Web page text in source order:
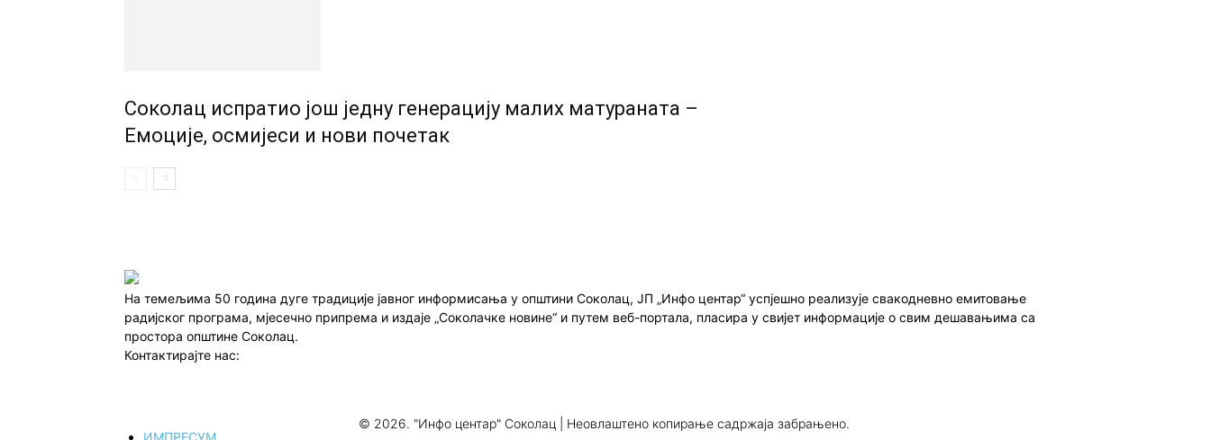
Соколац испратио још једну генерацију малих матураната –
Емоције, осмијеси и нови почетак
На темељима 50 година дуге традиције јавног информисања у општини Соколац, ЈП „Инфо центар“ успјешно реализује свакодневно емитовање
радијског програма, мјесечно припрема и издаје „Соколачке новине“ и путем веб-портала, пласира у свијет информације о свим дешавањима са
простора општине Соколац.
Контактирајте нас:
ИМПРЕСУМ
© 2026. "Инфо центар" Соколац | Неовлаштено копирање садржаја забрањено.